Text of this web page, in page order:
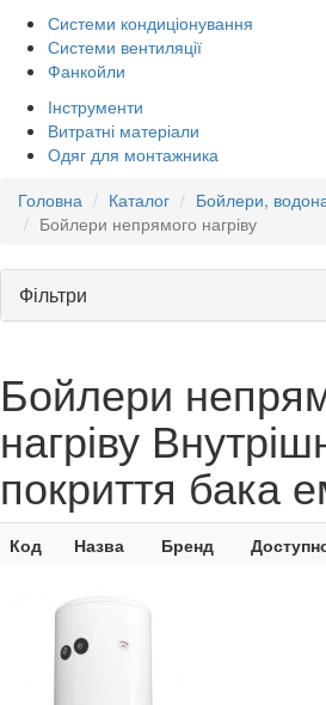
Системи кондиціонування
Системи вентиляції
Фанкойли
Інструменти
Витратні матеріали
Одяг для монтажника
Головна
Каталог
Бойлери,
Бойлери непрямого нагріву
Фільтри
Бойлери
нагріву
покриття бака
Код Назва Бренд